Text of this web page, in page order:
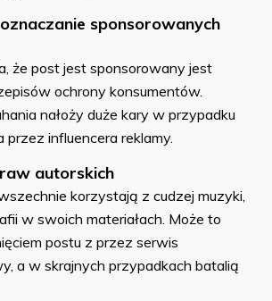
sponsorowanych
że post jest sponsorowany jest
ochrony konsumentów.
nałoży duże kary w przypadku
przez influencera reklamy.
autorskich
korzystają z cudzej muzyki,
w swoich materiałach. Może to
postu z przez serwis
a w skrajnych przypadkach batalią